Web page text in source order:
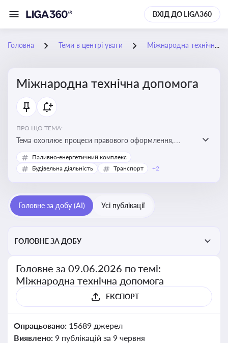
ВХІД ДО LIGA360
Головна Теми в центрі уваги Міжнародна технічна допомога
Міжнародна технічна допомога
ПРО ЩО ТЕМА:
Тема охоплює процеси правового оформлення,
адміністрування і контролю технічної допомоги, що
надається Україні з-за кордону, і є критично
Паливно-енергетичний комплекс
Будівельна діяльність
Транспорт +2
Головне за добу (AI) Усі публікації
ГОЛОВНЕ ЗА ДОБУ
Головне за 09.06.2026 по темі:
Міжнародна технічна допомога
ЕКСПОРТ
Опрацьовано: 15689 джерел
Виявлено: 9 публікацій за 9 червня